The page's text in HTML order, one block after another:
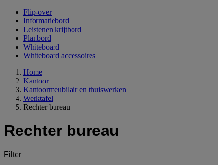
Flip-over
Informatiebord
Leistenen krijtbord
Planbord
Whiteboard
Whiteboard accessoires
Home
Kantoor
Kantoormeubilair en thuiswerken
Werktafel
Rechter bureau
Rechter bureau
Filter